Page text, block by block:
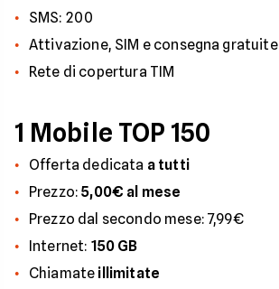
SMS: 200
Attivazione, SIM e consegna gratuite
Rete di copertura TIM
1 Mobile TOP 150
Offerta dedicata a tutti
Prezzo:5,00€ al mese
Prezzo dal secondo mese: 7,99€
Internet: 150 GB
Chiamate illimitate